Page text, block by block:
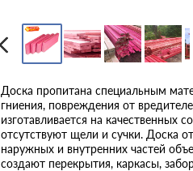
Доска пропитана специальным
гниения, повреждения от
изготавливается на качественных
отсутствуют щели и сучки. Доска
наружных и внутренних частей
создают перекрытия, каркасы,